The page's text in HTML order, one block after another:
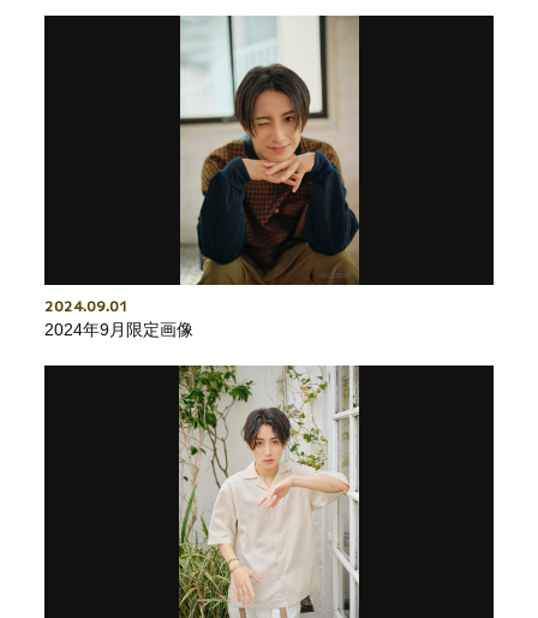
20240901
2024年9月限定画像